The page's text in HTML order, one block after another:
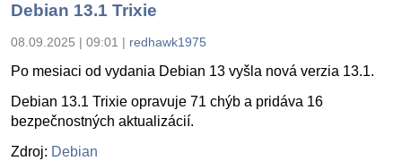
Debian 13.1 Trixie
08.09.2025 | 09:01 | redhawk1975
Po mesiaci od vydania Debian 13 vyšla nová verzia 13.1.
Debian 13.1 Trixie opravuje 71 chýb a pridáva 16
bezpečnostných aktualizácií.
Zdroj: Debian